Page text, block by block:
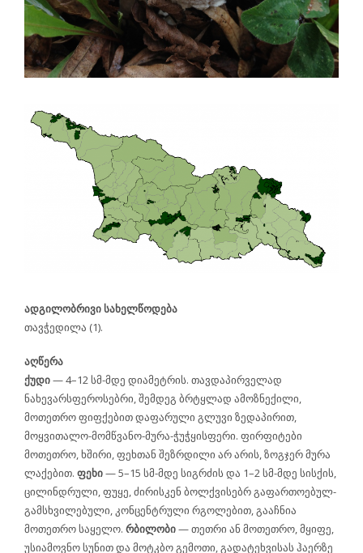
ადგილობრივი სახელწოდება
თავჭედილა (1).
აღწერა
ქუდი— 4–12 სმ-მდე დიამეტრის. თავდაპირველად
ნახევარსფეროსებრი, შემდეგ ბრტყლად ამოზნექილი,
მოთეთრო ფიფქებით დაფარული გლუვი ზედაპირით,
მოყვითალო-მომწვანო-მურა-ჭუჭყისფერი. ფირფიტები
მოთეთრო, ხშირი, ფეხთან შეზრდილი არ არის, ზოგჯერ მურა
ლაქებით. ფეხი— 5–15 სმ-მდე სიგრძის და 1–2 სმ-მდე სისქის,
ცილინდრული, ფუყე, ძირისკენ ბოლქვისებრ გაფართოებულ-
გამსხვილებული, კონცენტრული რგოლებით, გააჩნია
მოთეთრო საყელო. რბილობი— თეთრი ან მოთეთრო, მყიფე,
უსიამოვნო სუნით და მოტკბო გემოთი, გადატეხვისას ჰაერზე